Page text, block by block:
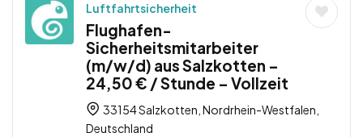
Luftfahrtsicherheit
Flughafen-
Sicherheitsmitarbeiter
(m/w/d) aus Salzkotten –
24,50 € / Stunde – Vollzeit
33154 Salzkotten, Nordrhein-Westfalen,
Deutschland